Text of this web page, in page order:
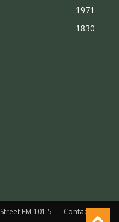
1971
1830
Street FM 101.5 Contacto